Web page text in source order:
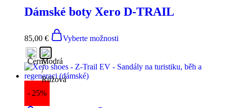
Dámské boty Xero D-TRAIL
85,00 € Vyberte možnosti
- 25%